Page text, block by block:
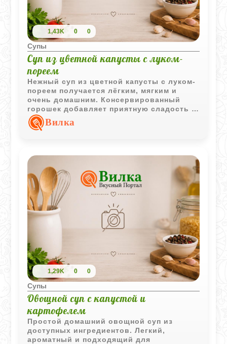
1,43K 0 0
Супы
Суп из цветной капусты с луком-
пореем
Нежный суп из цветной капусты с луком-
пореем получается лёгким, мягким и
очень домашним. Консервированный
горошек добавляет приятную сладость и
делает вкус более выразительным.
Вилка
1,29K 0 0
Супы
Овощной суп с капустой и
картофелем
Простой домашний овощной суп из
доступных ингредиентов. Легкий,
ароматный и подходящий для